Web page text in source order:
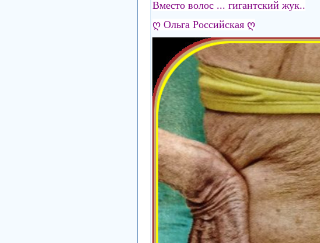
Вместо волос ... гигантский жук..
ღ Ольга Российская ღ